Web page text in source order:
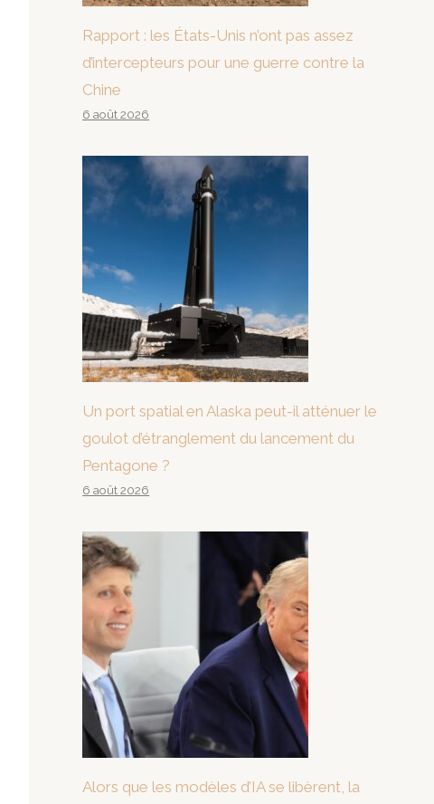
Rapport : les États-Unis n’ont pas assez
d’intercepteurs pour une guerre contre la
Chine
6 août 2026
Un port spatial en Alaska peut-il atténuer le
goulot d’étranglement du lancement du
Pentagone ?
6 août 2026
Alors que les modèles d’IA se libèrent, la